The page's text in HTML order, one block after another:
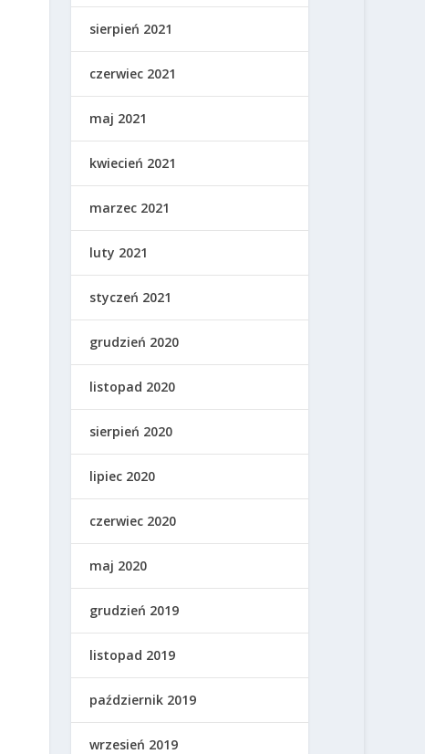
sierpień 2021
czerwiec 2021
maj 2021
kwiecień 2021
marzec 2021
luty 2021
styczeń 2021
grudzień 2020
listopad 2020
sierpień 2020
lipiec 2020
czerwiec 2020
maj 2020
grudzień 2019
listopad 2019
październik 2019
wrzesień 2019